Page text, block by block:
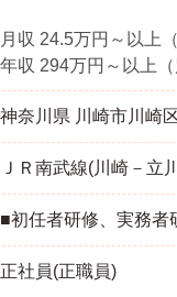
正社員(正職員)